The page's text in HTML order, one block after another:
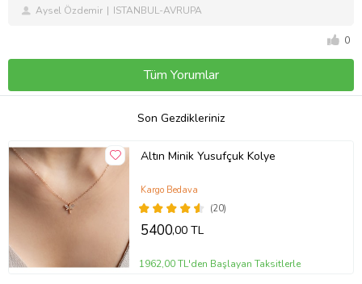
Aysel Özdemir ISTANBUL-AVRUPA
0
Tüm Yorumlar
Son Gezdikleriniz
Altın Minik Yusufçuk Kolye
(20)
Kargo Bedava
5400,00 TL
1962,00 TL'den Başlayan Taksitlerle